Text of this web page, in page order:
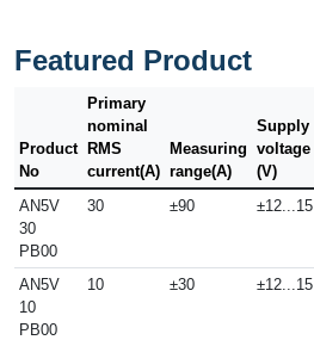
Featured Product
Product
No
Primary
nominal
RMS
current(A)
Measuring
range(A)
Supply
voltage
(V)
AN5V
30
PB00
30 ±90 ±12...15
AN5V
10
PB00
10 ±30 ±12...15